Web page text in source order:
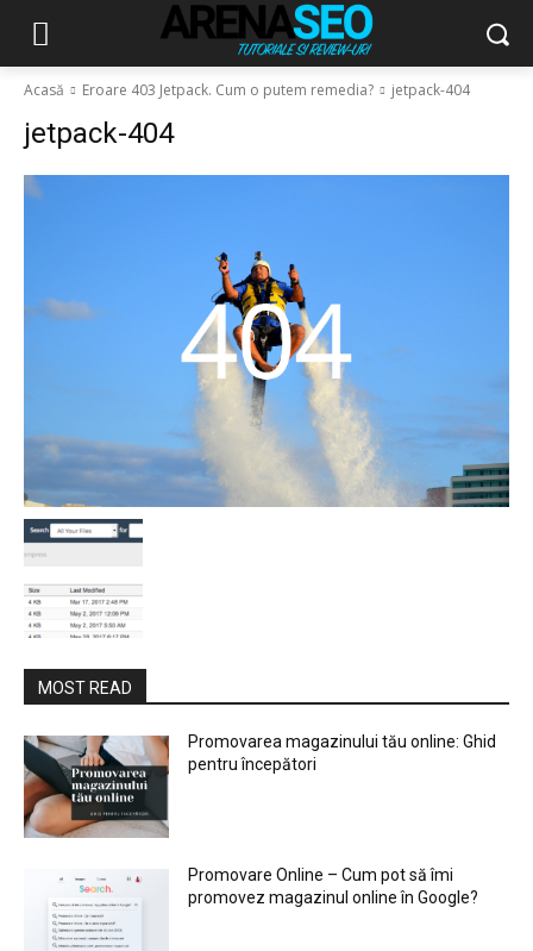
Acasă Eroare 403 Jetpack. Cum o putem remedia? jetpack-404
jetpack-404
MOST READ
Promovarea magazinului tău online: Ghid
pentru începători
Promovare Online – Cum pot să îmi
promovez magazinul online în Google?